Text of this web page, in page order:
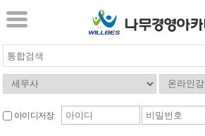
아이디저장